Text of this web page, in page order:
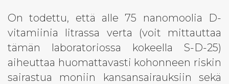
On todettu, että alle 75 nanomoolia D-
vitamiinia litrassa verta (voit mittauttaa
tämän laboratoriossa kokeella S-D-25)
aiheuttaa huomattavasti kohonneen riskin
sairastua moniin kansansairauksiin sekä